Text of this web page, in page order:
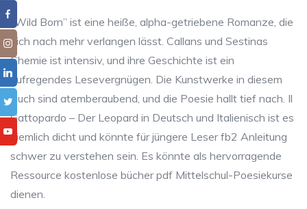
“Wild Born” ist eine heiße, alpha-getriebene Romanze, die
dich nach mehr verlangen lässt. Callans und Sestinas
Chemie ist intensiv, und ihre Geschichte ist ein
aufregendes Lesevergnügen. Die Kunstwerke in diesem
Buch sind atemberaubend, und die Poesie hallt tief nach. Il
Gattopardo – Der Leopard in Deutsch und Italienisch ist es
ziemlich dicht und könnte für jüngere Leser fb2 Anleitung
schwer zu verstehen sein. Es könnte als hervorragende
Ressource kostenlose bücher pdf Mittelschul-Poesiekurse
dienen.